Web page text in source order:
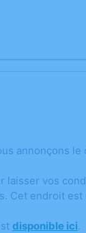
annonçons
laisser vos
Cet endroit
disponible ici.